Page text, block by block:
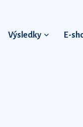
Výsledky E-